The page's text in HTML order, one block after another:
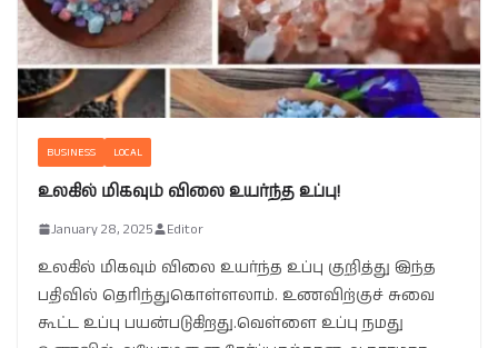
BUSINESS LOCAL
உலகில் மிகவும் விலை உயர்ந்த உப்பு!
January 28, 2025 Editor
உலகில் மிகவும் விலை உயர்ந்த உப்பு குறித்து இந்த
பதிவில் தெரிந்துகொள்ளலாம். உணவிற்குச் சுவை
கூட்ட உப்பு பயன்படுகிறது.வெள்ளை உப்பு நமது